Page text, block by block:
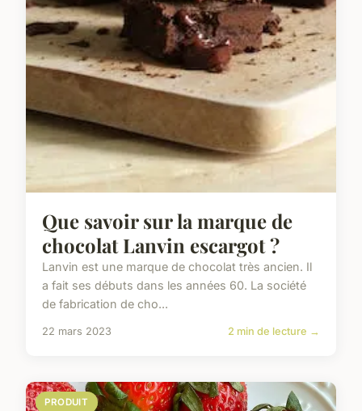
Que savoir sur la marque de
chocolat Lanvin escargot ?
Lanvin est une marque de chocolat très ancien. Il
a fait ses débuts dans les années 60. La société
de fabrication de cho...
22 mars 2023 2 min de lecture →
PRODUIT